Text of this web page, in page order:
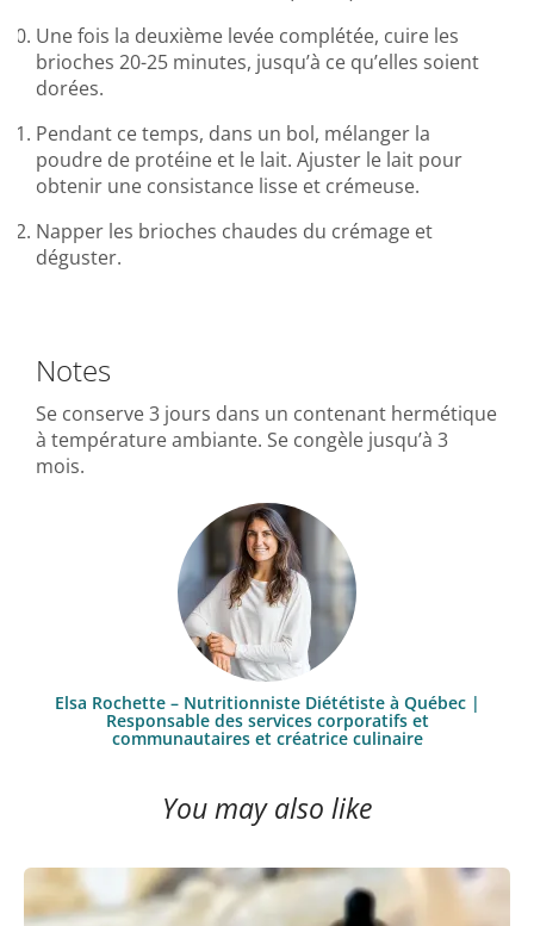
Une fois la deuxième levée complétée, cuire les
brioches 20-25 minutes, jusqu’à ce qu’elles soient
dorées.
Pendant ce temps, dans un bol, mélanger la
poudre de protéine et le lait. Ajuster le lait pour
obtenir une consistance lisse et crémeuse.
Napper les brioches chaudes du crémage et
déguster.
Notes
Se conserve 3 jours dans un contenant hermétique
à température ambiante. Se congèle jusqu’à 3
mois.
Elsa Rochette – Nutritionniste Diététiste à Québec |
Responsable des services corporatifs et
communautaires et créatrice culinaire
You may also like